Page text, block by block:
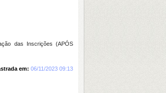
das Inscrições (APÓS
em: 06/11/2023 09:13